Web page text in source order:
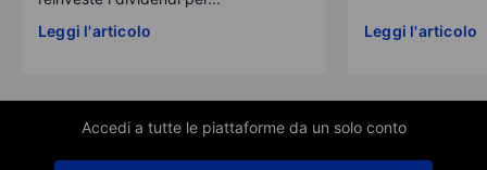
Leggi l'articolo
Leggi l'articolo
Accedi a tutte le piattaforme da un solo conto